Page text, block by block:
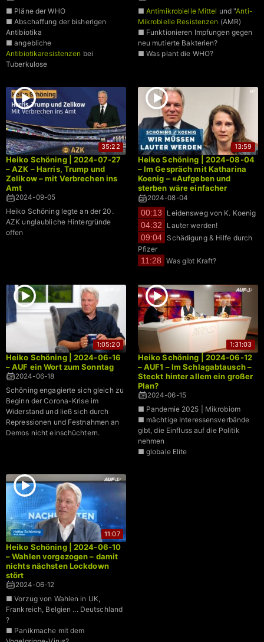
■ Pläne der WHO
■ Abschaffung der bisherigen
Antibiotika
■ angebliche
Antibiotikaresistenzen bei
Tuberkulose
■ Antimikrobielle Mittel und "Anti-
Mikrobielle Resistenzen (AMR)
■ Funktionieren Impfungen gegen
neu mutierte Bakterien?
■ Was plant die WHO?
35:22
Heiko Schöning | 2024-07-27
– AZK – Harris, Trump und
Zelikow – mit Verbrechen ins
Amt
2024-09-05
Heiko Schöning legte an der 20.
AZK unglaubliche Hintergründe
offen
13:59
Heiko Schöning | 2024-08-04
– Im Gespräch mit Katharina
Koenig – «Aufgeben und
sterben wäre einfacher
gewesen»
2024-08-04
00:13 Leidensweg von K. Koenig
04:32 Lauter werden!
09:04 Schädigung & Hilfe durch
Pfizer
11:28 Was gibt Kraft?
1:05:20
Heiko Schöning | 2024-06-16
– AUF ein Wort zum Sonntag
2024-06-18
Schöning engagierte sich gleich zu
Beginn der Corona-Krise im
Widerstand und ließ sich durch
Repressionen und Festnahmen an
Demos nicht einschüchtern.
1:31:03
Heiko Schöning | 2024-06-12
– AUF1 – Im Schlagabtausch –
Steckt hinter allem ein großer
Plan?
2024-06-15
■ Pandemie 2025 | Mikrobiom
■ mächtige Interessensverbände
gibt, die Einfluss auf die Politik
nehmen
■ globale Elite
11:07
Heiko Schöning | 2024-06-10
– Wahlen vorgezogen – damit
nichts nächsten Lockdown
stört
2024-06-12
■ Vorzug von Wahlen in UK,
Frankreich, Belgien ... Deutschland
?
■ Panikmache mit dem